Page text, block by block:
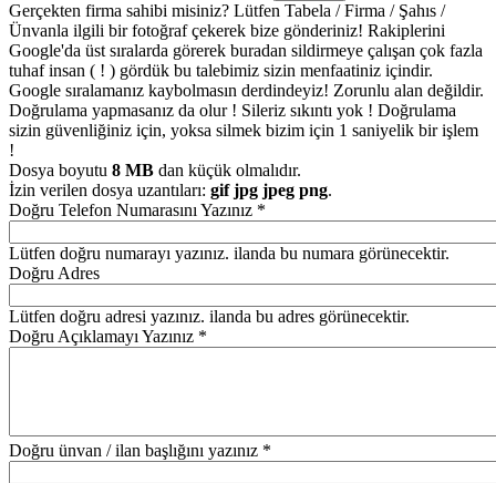
Gerçekten firma sahibi misiniz? Lütfen Tabela / Firma / Şahıs /
Ünvanla ilgili bir fotoğraf çekerek bize gönderiniz! Rakiplerini
Google'da üst sıralarda görerek buradan sildirmeye çalışan çok fazla
tuhaf insan ( ! ) gördük bu talebimiz sizin menfaatiniz içindir.
Google sıralamanız kaybolmasın derdindeyiz! Zorunlu alan değildir.
Doğrulama yapmasanız da olur ! Sileriz sıkıntı yok ! Doğrulama
sizin güvenliğiniz için, yoksa silmek bizim için 1 saniyelik bir işlem
!
Dosya boyutu 8 MB dan küçük olmalıdır.
İzin verilen dosya uzantıları: gif jpg jpeg png.
Doğru Telefon Numarasını Yazınız *
Lütfen doğru numarayı yazınız. ilanda bu numara görünecektir.
Doğru Adres
Lütfen doğru adresi yazınız. ilanda bu adres görünecektir.
Doğru Açıklamayı Yazınız *
Doğru ünvan / ilan başlığını yazınız *